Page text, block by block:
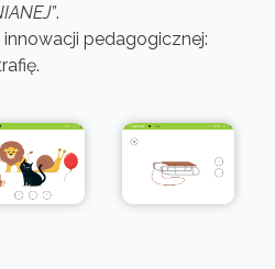
.
pedagogicznej: